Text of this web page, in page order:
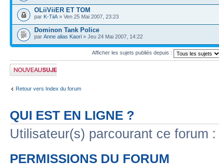
OLiiViiER ET TOM
par K-TiiA » Ven 25 Mai 2007, 23:23
Dominon Tank Police
par Anne alias Kaori » Jeu 24 Mai 2007, 14:22
Afficher les sujets publiés depuis :
Publier un nouveau
sujet
Retour vers Index du forum
QUI EST EN LIGNE ?
Utilisateur(s) parcourant ce forum
PERMISSIONS DU FORUM